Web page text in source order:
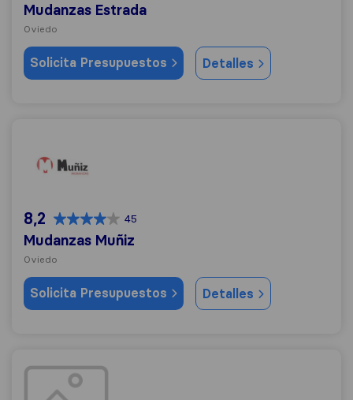
Mudanzas Estrada
Oviedo
Solicita Presupuestos Detalles
8,2 45
Mudanzas Muñiz
Oviedo
Solicita Presupuestos Detalles
Asturmudanz - Mudanzas en Asturias